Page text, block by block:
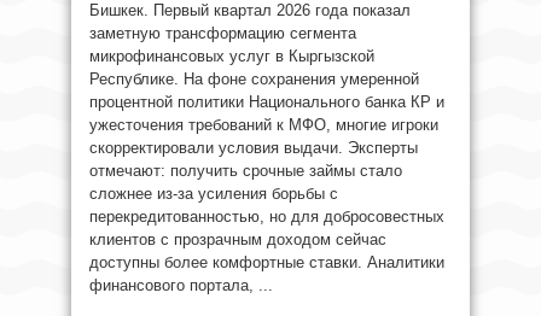
Бишкек. Первый квартал 2026 года показал
заметную трансформацию сегмента
микрофинансовых услуг в Кыргызской
Республике. На фоне сохранения умеренной
процентной политики Национального банка КР и
ужесточения требований к МФО, многие игроки
скорректировали условия выдачи. Эксперты
отмечают: получить срочные займы стало
сложнее из‑за усиления борьбы с
перекредитованностью, но для добросовестных
клиентов с прозрачным доходом сейчас
доступны более комфортные ставки. Аналитики
финансового портала, ...